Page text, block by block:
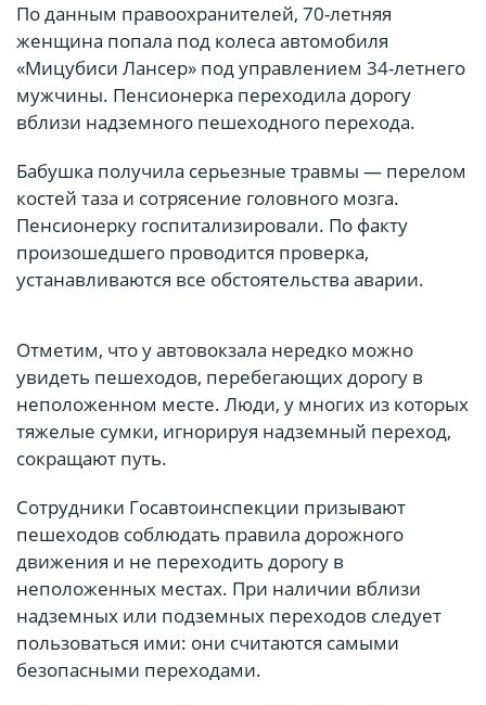
По данным правоохранителей, 70-летняя
женщина попала под колеса автомобиля
«Мицубиси Лансер» под управлением 34-летнего
мужчины. Пенсионерка переходила дорогу
вблизи надземного пешеходного перехода.
Бабушка получила серьезные травмы — перелом
костей таза и сотрясение головного мозга.
Пенсионерку госпитализировали. По факту
произошедшего проводится проверка,
устанавливаются все обстоятельства аварии.
Отметим, что у автовокзала нередко можно
увидеть пешеходов, перебегающих дорогу в
неположенном месте. Люди, у многих из которых
тяжелые сумки, игнорируя надземный переход,
сокращают путь.
Сотрудники Госавтоинспекции призывают
пешеходов соблюдать правила дорожного
движения и не переходить дорогу в
неположенных местах. При наличии вблизи
надземных или подземных переходов следует
пользоваться ими: они считаются самыми
безопасными переходами.